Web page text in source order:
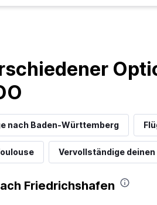
nach Baden-Württemberg
Vervollständige deinen
Friedrichshafen